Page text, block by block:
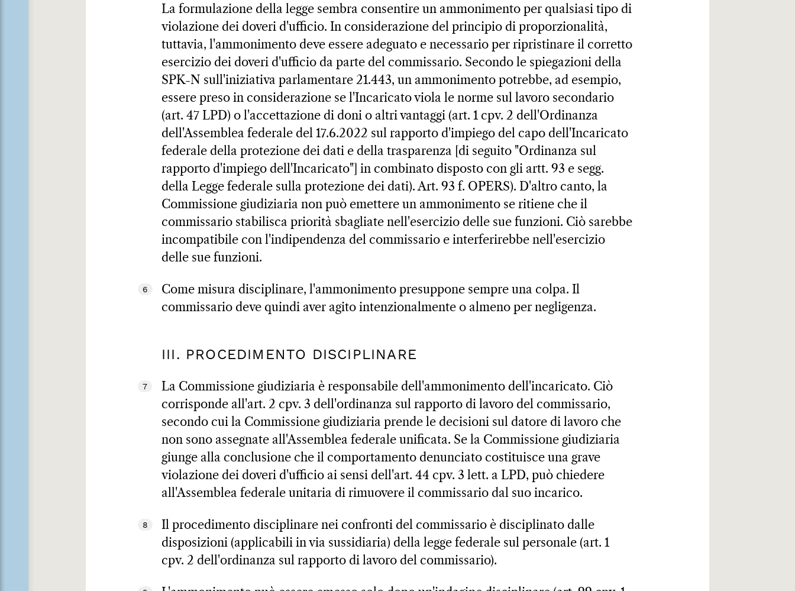
La formulazione della legge sembra consentire un ammonimento per qualsiasi tipo di
violazione dei doveri d'ufficio. In considerazione del principio di proporzionalità,
tuttavia, l'ammonimento deve essere adeguato e necessario per ripristinare il corretto
esercizio dei doveri d'ufficio da parte del commissario. Secondo le spiegazioni della
SPK-N sull'iniziativa parlamentare 21.443, un ammonimento potrebbe, ad esempio,
essere preso in considerazione se l'Incaricato viola le norme sul lavoro secondario
(art. 47 LPD) o l'accettazione di doni o altri vantaggi (art. 1 cpv. 2 dell'Ordinanza
dell'Assemblea federale del 17.6.2022 sul rapporto d'impiego del capo dell'Incaricato
federale della protezione dei dati e della trasparenza [di seguito "Ordinanza sul
rapporto d'impiego dell'Incaricato"] in combinato disposto con gli artt. 93 e segg.
della Legge federale sulla protezione dei dati). Art. 93 f. OPERS). D'altro canto, la
Commissione giudiziaria non può emettere un ammonimento se ritiene che il
commissario stabilisca priorità sbagliate nell'esercizio delle sue funzioni. Ciò sarebbe
incompatibile con l'indipendenza del commissario e interferirebbe nell'esercizio
delle sue funzioni.
6
Come misura disciplinare, l'ammonimento presuppone sempre una colpa. Il
commissario deve quindi aver agito intenzionalmente o almeno per negligenza.
III. PROCEDIMENTO DISCIPLINARE
7
La Commissione giudiziaria è responsabile dell'ammonimento dell'incaricato. Ciò
corrisponde all'art. 2 cpv. 3 dell'ordinanza sul rapporto di lavoro del commissario,
secondo cui la Commissione giudiziaria prende le decisioni sul datore di lavoro che
non sono assegnate all'Assemblea federale unificata. Se la Commissione giudiziaria
giunge alla conclusione che il comportamento denunciato costituisce una grave
violazione dei doveri d'ufficio ai sensi dell'art. 44 cpv. 3 lett. a LPD, può chiedere
all'Assemblea federale unitaria di rimuovere il commissario dal suo incarico.
8
Il procedimento disciplinare nei confronti del commissario è disciplinato dalle
disposizioni (applicabili in via sussidiaria) della legge federale sul personale (art. 1
cpv. 2 dell'ordinanza sul rapporto di lavoro del commissario).